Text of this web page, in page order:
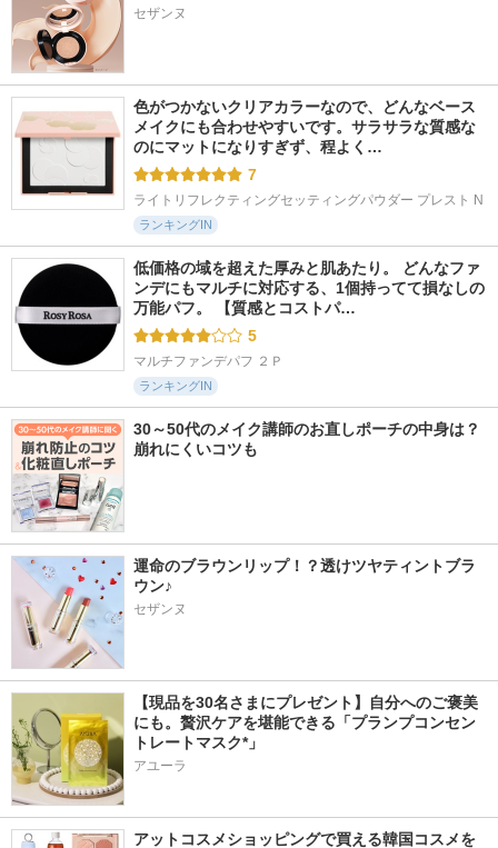
セザンヌ
色がつかないクリアカラーなので、どんなベース
メイクにも合わせやすいです。サラサラな質感な
のにマットになりすぎず、程よく…
7
ライトリフレクティングセッティングパウダー プレスト N
ランキングIN
低価格の域を超えた厚みと肌あたり。 どんなファ
ンデにもマルチに対応する、1個持ってて損なしの
万能パフ。 【質感とコストパ…
5
マルチファンデパフ ２Ｐ
ランキングIN
30～50代のメイク講師のお直しポーチの中身は？
崩れにくいコツも
運命のブラウンリップ！？透けツヤティントブラ
ウン♪
セザンヌ
【現品を30名さまにプレゼント】自分へのご褒美
にも。贅沢ケアを堪能できる「プランプコンセン
トレートマスク*」
アユーラ
アットコスメショッピングで買える韓国コスメを